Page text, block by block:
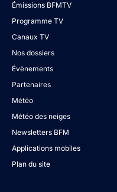
Émissions BFMTV
Programme TV
Canaux TV
Nos dossiers
Évènements
Partenaires
Météo
Météo des neiges
Newsletters BFM
Applications mobiles
Plan du site